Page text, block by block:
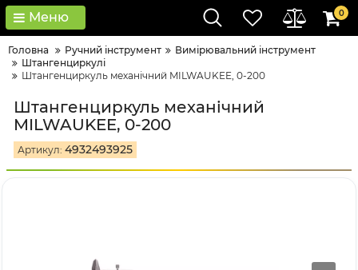
Меню 0
Головна Ручний інструмент
Вимірювальний інструмент
Штангенциркулі
Штангенциркуль механічний MILWAUKEE, 0-200
Штангенциркуль механічний
MILWAUKEE, 0-200
Артикул: 4932493925